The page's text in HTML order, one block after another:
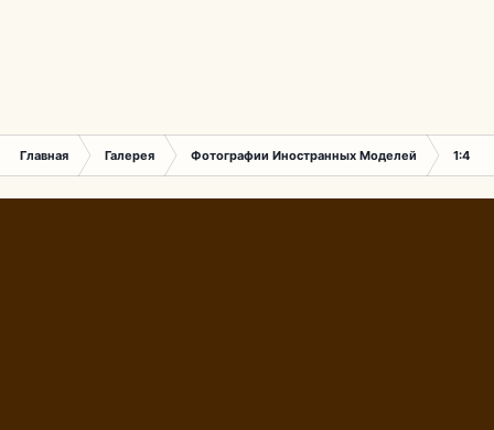
Главная Галерея Фотографии Иностранных Моделей 1:43